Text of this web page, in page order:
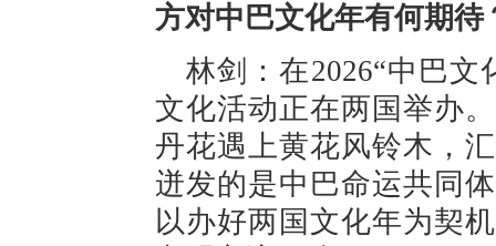
方对中巴文化年有何期待
林剑：在2026“中巴
文化活动正在两国举办
丹花遇上黄花风铃木，
迸发的是中巴命运共同
以办好两国文化年为契